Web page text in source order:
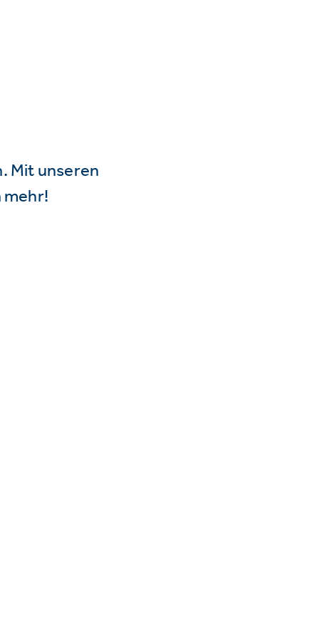
Mit unseren
mehr!